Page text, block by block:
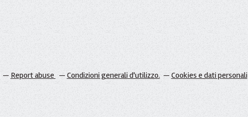
Report abuse Condizioni generali d'utilizzo. Cookies e dati personali